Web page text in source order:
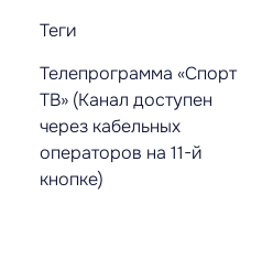
Теги
Телепрограмма «Спорт
ТВ» (Канал доступен
через кабельных
операторов на 11-й
кнопке)